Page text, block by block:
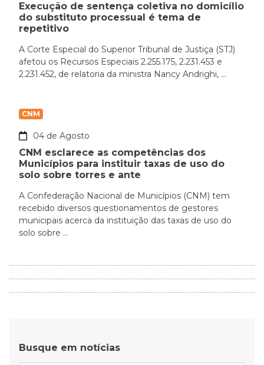
Execução de sentença coletiva no domicílio
do substituto processual é tema de
repetitivo
A Corte Especial do Superior Tribunal de Justiça (STJ)
afetou os Recursos Especiais 2.255.175, 2.231.453 e
2.231.452, de relatoria da ministra Nancy Andrighi, ...
CNM
04 de Agosto
CNM esclarece as competências dos
Municípios para instituir taxas de uso do
solo sobre torres e ante
A Confederação Nacional de Municípios (CNM) tem
recebido diversos questionamentos de gestores
municipais acerca da instituição das taxas de uso do
solo sobre ...
Busque em notícias